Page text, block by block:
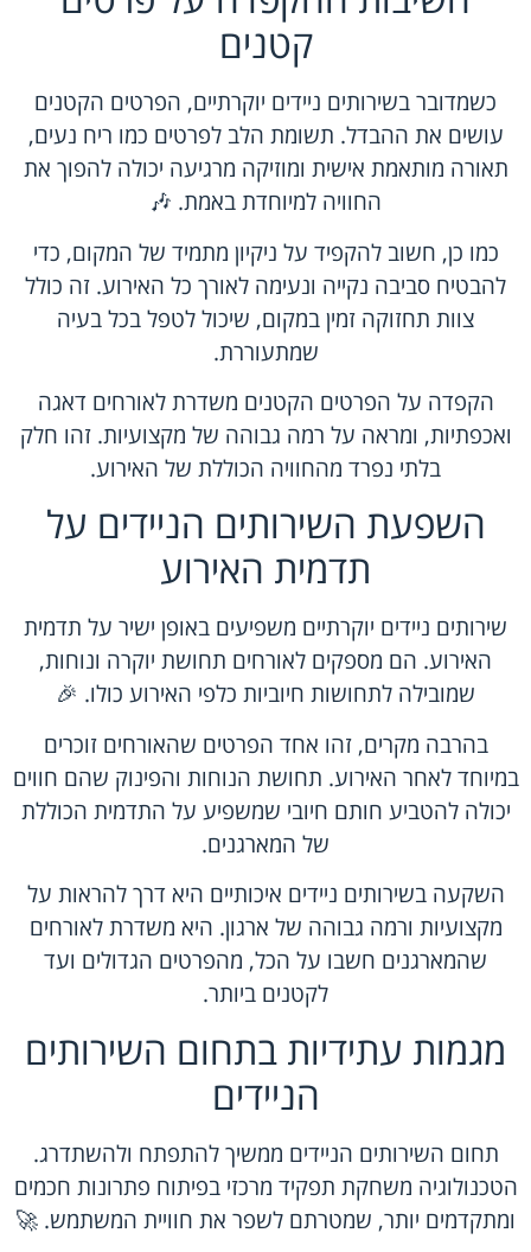
קטנים
כשמדובר בשירותים ניידים יוקרתיים, הפרטים הקטנים
עושים את ההבדל. תשומת הלב לפרטים כמו ריח נעים,
תאורה מותאמת אישית ומוזיקה מרגיעה יכולה להפוך את
החוויה למיוחדת באמת. 🎶
כמו כן, חשוב להקפיד על ניקיון מתמיד של המקום, כדי
להבטיח סביבה נקייה ונעימה לאורך כל האירוע. זה כולל
צוות תחזוקה זמין במקום, שיכול לטפל בכל בעיה
שמתעוררת.
הקפדה על הפרטים הקטנים משדרת לאורחים דאגה
ואכפתיות, ומראה על רמה גבוהה של מקצועיות. זהו חלק
בלתי נפרד מהחוויה הכוללת של האירוע.
השפעת השירותים הניידים על
תדמית האירוע
שירותים ניידים יוקרתיים משפיעים באופן ישיר על תדמית
האירוע. הם מספקים לאורחים תחושת יוקרה ונוחות,
שמובילה לתחושות חיוביות כלפי האירוע כולו. 🎉
בהרבה מקרים, זהו אחד הפרטים שהאורחים זוכרים
במיוחד לאחר האירוע. תחושת הנוחות והפינוק שהם חווים
יכולה להטביע חותם חיובי שמשפיע על התדמית הכוללת
של המארגנים.
השקעה בשירותים ניידים איכותיים היא דרך להראות על
מקצועיות ורמה גבוהה של ארגון. היא משדרת לאורחים
שהמארגנים חשבו על הכל, מהפרטים הגדולים ועד
לקטנים ביותר.
מגמות עתידיות בתחום השירותים
הניידים
תחום השירותים הניידים ממשיך להתפתח ולהשתדרג.
הטכנולוגיה משחקת תפקיד מרכזי בפיתוח פתרונות חכמים
ומתקדמים יותר, שמטרתם לשפר את חוויית המשתמש. 🚀